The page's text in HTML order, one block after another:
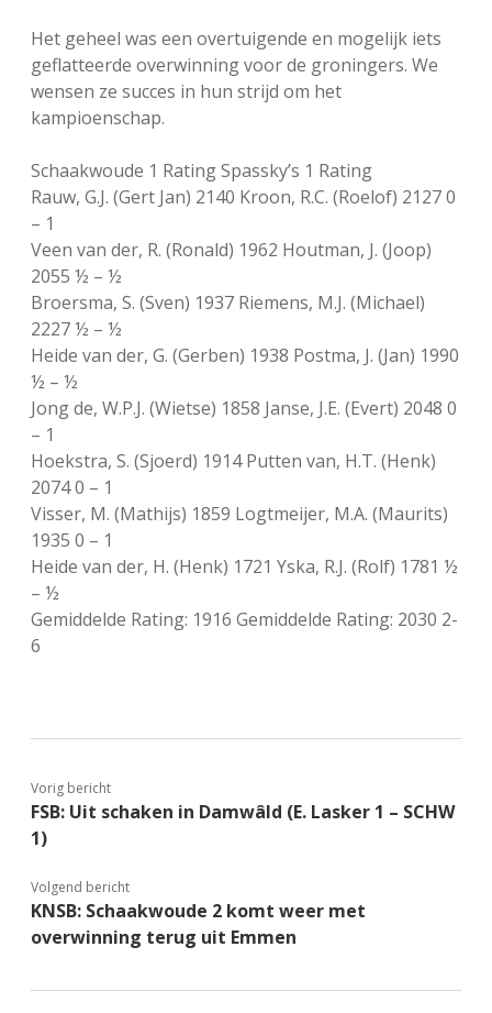
Het geheel was een overtuigende en mogelijk iets
geflatteerde overwinning voor de groningers. We
wensen ze succes in hun strijd om het
kampioenschap.
Schaakwoude 1 Rating Spassky’s 1 Rating
Rauw, G.J. (Gert Jan) 2140 Kroon, R.C. (Roelof) 2127 0
– 1
Veen van der, R. (Ronald) 1962 Houtman, J. (Joop)
2055 ½ – ½
Broersma, S. (Sven) 1937 Riemens, M.J. (Michael)
2227 ½ – ½
Heide van der, G. (Gerben) 1938 Postma, J. (Jan) 1990
½ – ½
Jong de, W.P.J. (Wietse) 1858 Janse, J.E. (Evert) 2048 0
– 1
Hoekstra, S. (Sjoerd) 1914 Putten van, H.T. (Henk)
2074 0 – 1
Visser, M. (Mathijs) 1859 Logtmeijer, M.A. (Maurits)
1935 0 – 1
Heide van der, H. (Henk) 1721 Yska, R.J. (Rolf) 1781 ½
– ½
Gemiddelde Rating: 1916 Gemiddelde Rating: 2030 2-
6
Vorig bericht
FSB: Uit schaken in Damwâld (E. Lasker 1 – SCHW
1)
Volgend bericht
KNSB: Schaakwoude 2 komt weer met
overwinning terug uit Emmen